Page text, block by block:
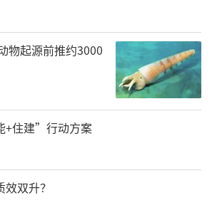
物起源前推约3000
+住建”行动方案
双升？